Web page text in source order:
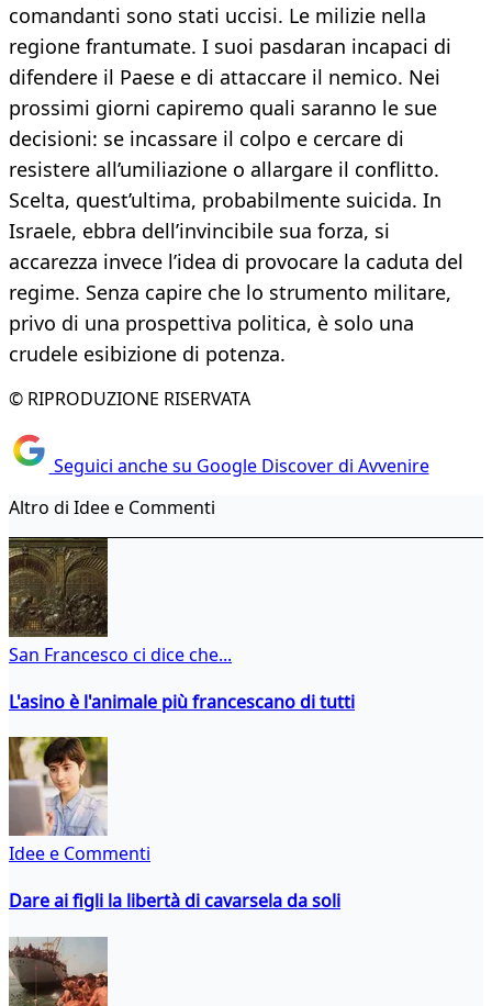
comandanti sono stati uccisi. Le milizie nella
regione frantumate. I suoi pasdaran incapaci di
difendere il Paese e di attaccare il nemico. Nei
prossimi giorni capiremo quali saranno le sue
decisioni: se incassare il colpo e cercare di
resistere all’umiliazione o allargare il conflitto.
Scelta, quest’ultima, probabilmente suicida. In
Israele, ebbra dell’invincibile sua forza, si
accarezza invece l’idea di provocare la caduta del
regime. Senza capire che lo strumento militare,
privo di una prospettiva politica, è solo una
crudele esibizione di potenza.
© RIPRODUZIONE RISERVATA
Seguici anche su Google Discover di Avvenire
Altro di Idee e Commenti
San Francesco ci dice che...
L'asino è l'animale più francescano di tutti
Idee e Commenti
Dare ai figli la libertà di cavarsela da soli